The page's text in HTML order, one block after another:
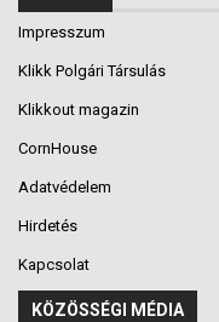
Impresszum
Klikk Polgári Társulás
Klikkout magazin
CornHouse
Adatvédelem
Hirdetés
Kapcsolat
KÖZÖSSÉGI MÉDIA